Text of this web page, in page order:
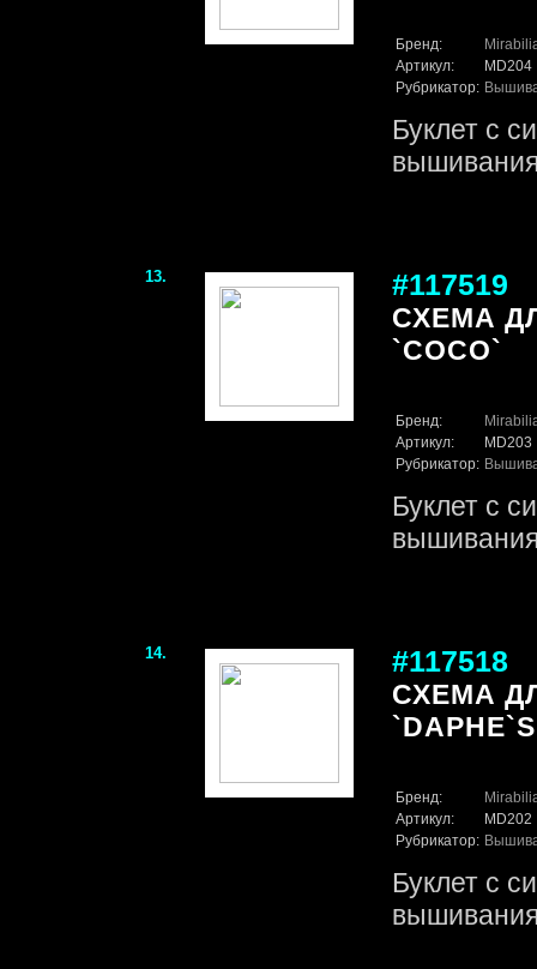
Бренд:
Артикул:
MD204
Рубрикатор:
Буклет с
13. #117519
СХЕМА
`COCO`
Бренд:
Артикул:
MD203
Рубрикатор:
Буклет с
14. #117518
СХЕМА
Бренд:
Артикул:
MD202
Рубрикатор:
Буклет с